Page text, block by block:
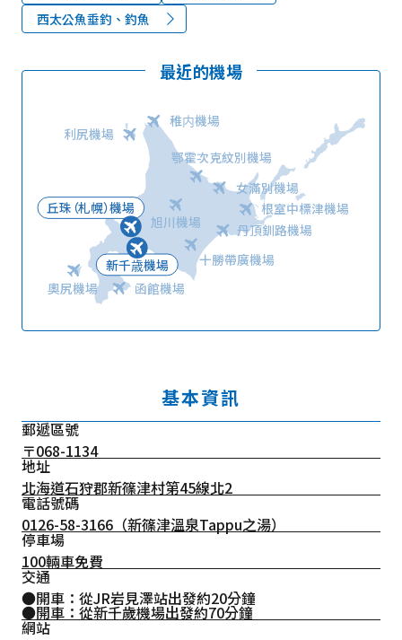
西太公魚垂釣、釣魚
最近的機場
新千歳機場
丘珠（札幌）機場
函館機場
奧尻機場
旭川機場
稚内機場
利尻機場
鄂霍次克紋別機場
女滿別機場
根室中標津機場
丹頂釧路機場
十勝帶廣機場
基本資訊
郵遞區號
〒068-1134
地址
北海道石狩郡新篠津村第45線北2
電話號碼
0126-58-3166 （新篠津溫泉Tappu之湯）
停車場
100輛車免費
交通
●開車：從JR岩見澤站出發約20分鐘
●開車：從新千歲機場出發約70分鐘
網站